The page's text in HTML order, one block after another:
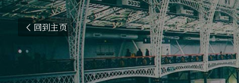
回到主页